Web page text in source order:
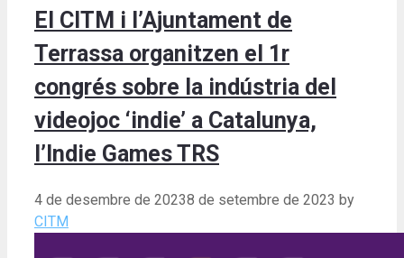
El CITM i l’Ajuntament de
Terrassa organitzen el 1r
congrés sobre la indústria del
videojoc ‘indie’ a Catalunya,
l’Indie Games TRS
4 de desembre de 20238 de setembre de 2023 by
CITM